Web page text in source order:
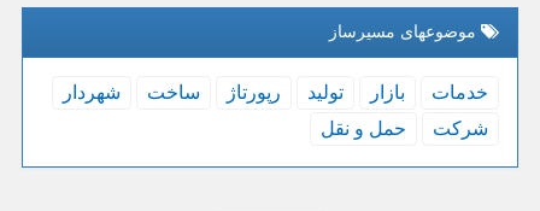
موضوعهای مسیرساز
خدمات بازار تولید رپورتاژ ساخت
شهردار
شركت
حمل و نقل